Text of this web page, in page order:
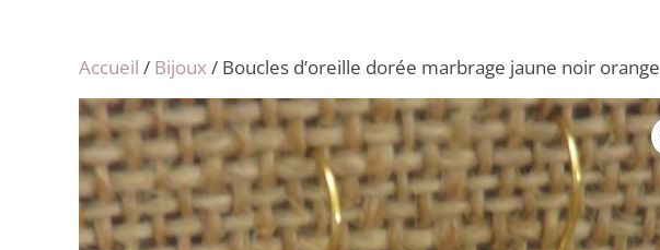
Accueil / Bijoux/ Boucles d’oreille dorée marbrage jaune noir orange